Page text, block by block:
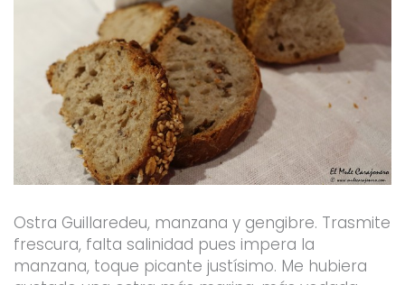
Ostra Guillaredeu, manzana y gengibre. Trasmite
frescura, falta salinidad pues impera la
manzana, toque picante justísimo. Me hubiera